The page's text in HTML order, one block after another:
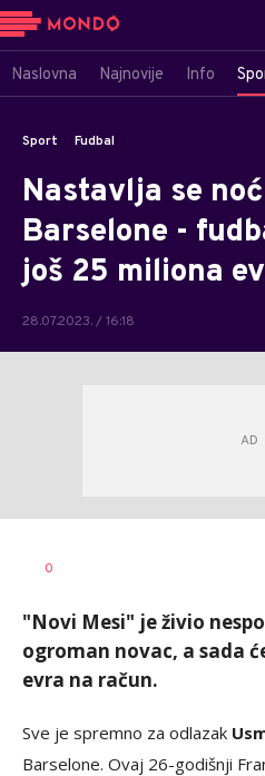
Naslovna Najnovije Info
Sport Fudbal
Nastavlja se
Barselone -
još 25 miliona
28.07.2023. / 16:18
AUTOR
0
"Novi Mesi" je živio
ogroman novac, a sada
evra na račun.
Sve je spremno za odlazak
Barselone. Ovaj 26-godišnji